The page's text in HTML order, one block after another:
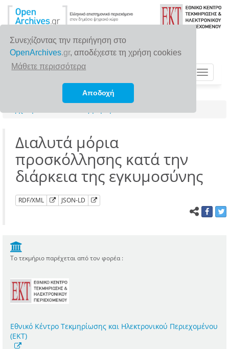
Συνεχίζοντας την περιήγηση στο
OpenArchives.gr, αποδέχεστε τη χρήση cookies
Μάθετε περισσότερα
Αποδοχή
Toggle
Διαλυτά μόρια
προσκόλλησης κατά την
διάρκεια της εγκυμοσύνης
RDF/XML JSON-LD
Το τεκμήριο παρέχεται από τον φορέα :
Εθνικό Κέντρο Τεκμηρίωσης και Ηλεκτρονικού Περιεχομένου
(ΕΚΤ)